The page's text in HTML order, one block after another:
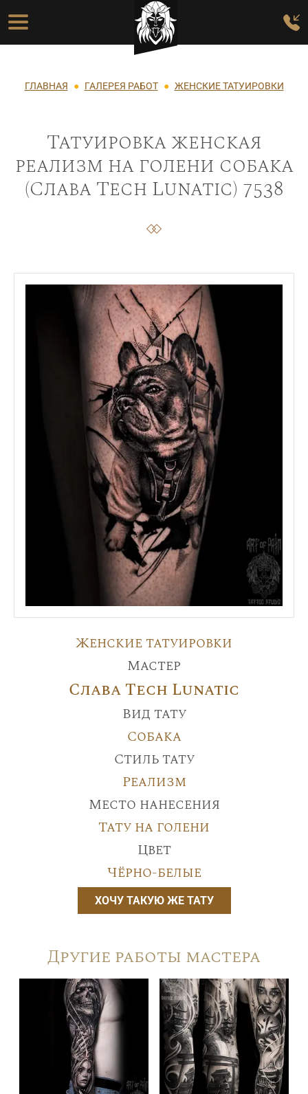
Перейти к основному содержанию
Основная навигация
Строка навигации
ГЛАВНАЯ ГАЛЕРЕЯ РАБОТ ЖЕНСКИЕ ТАТУИРОВКИ
Татуировка женская
реализм на голени собака
(Слава Tech Lunatic) 7538
Женские татуировки
Мастер
Слава Tech Lunatic
Вид тату
Собака
Стиль тату
Реализм
Место нанесения
Тату на голени
Цвет
Чёрно-белые
ХОЧУ ТАКУЮ ЖЕ ТАТУ
Другие работы мастера